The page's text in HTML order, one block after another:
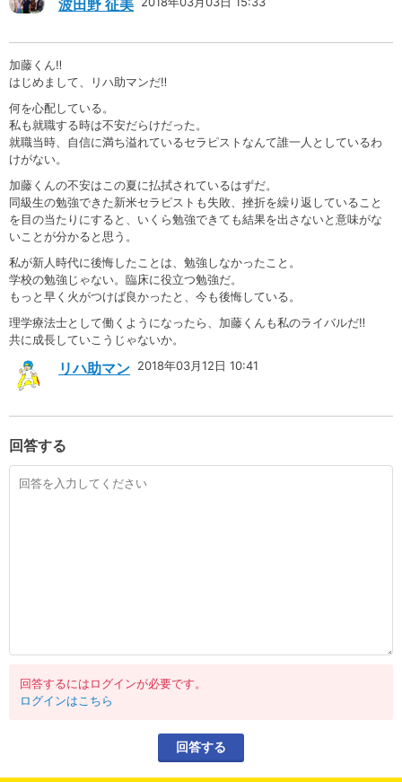
波田野 征美
加藤くん‼︎
はじめまして、リハ助マンだ‼︎
何を心配している。
私も就職する時は不安だらけだった。
就職当時、自信に満ち溢れているセラピストなんて誰一人としているわ
けがない。
加藤くんの不安はこの夏に払拭されているはずだ。
同級生の勉強できた新米セラピストも失敗、挫折を繰り返していること
を目の当たりにすると、いくら勉強できても結果を出さないと意味がな
いことが分かると思う。
私が新人時代に後悔したことは、勉強しなかったこと。
学校の勉強じゃない。臨床に役立つ勉強だ。
もっと早く火がつけば良かったと、今も後悔している。
理学療法士として働くようになったら、加藤くんも私のライバルだ‼︎
共に成長していこうじゃないか。
リハ助マン 2018年03月12日 10:41
回答する
回答するにはログインが必要です。
ログインはこちら